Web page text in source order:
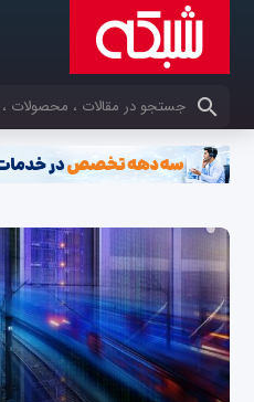
کلمات کلیدی خود را وارد کنید